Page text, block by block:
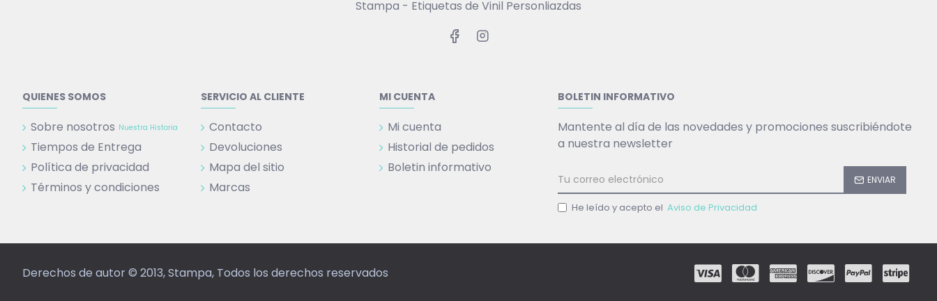
Stampa - Etiquetas de Vinil Personliazdas
QUIENES SOMOS
Sobre nosotros Nuestra Historia
Tiempos de Entrega
Política de privacidad
Términos y condiciones
SERVICIO AL CLIENTE
Contacto
Devoluciones
Mapa del sitio
Marcas
MI CUENTA
Mi cuenta
Historial de pedidos
Boletin informativo
BOLETIN INFORMATIVO
Mantente al día de las novedades y promociones suscribiéndote
a nuestra newsletter
ENVIAR
He leído y acepto el Aviso de Privacidad
Derechos de autor © 2013, Stampa, Todos los derechos reservados